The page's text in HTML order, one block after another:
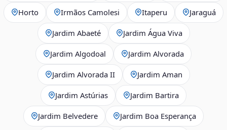
Horto Irmãos Camolesi Itaperu Jaraguá
Jardim Abaeté Jardim Água Viva
Jardim Algodoal Jardim Alvorada
Jardim Alvorada II Jardim Aman
Jardim Astúrias Jardim Bartira
Jardim Belvedere Jardim Boa Esperança